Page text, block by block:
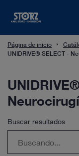
Página de inicio
UNIDRIVE® SELECT -
Buscar resultados